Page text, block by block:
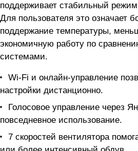
поддерживает стабильный
Для пользователя это означает
поддержание температуры,
экономичную работу по
системами.
Wi-Fi и онлайн-управление
настройки дистанционно.
Голосовое управление через
повседневное использование.
7 скоростей вентилятора